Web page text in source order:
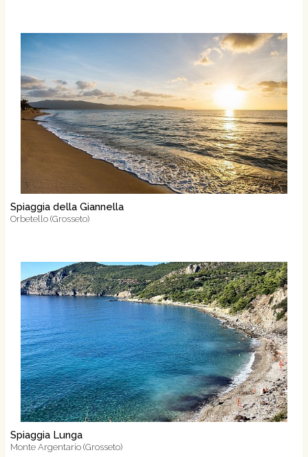
Spiaggia della Giannella
Orbetello (Grosseto)
Spiaggia Lunga
Monte Argentario (Grosseto)